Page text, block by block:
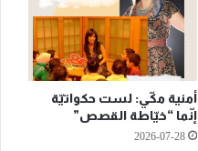
أمنية مكّي: لست حكواتيّة
إنّما “خيّاطة القصص”
2026-07-28